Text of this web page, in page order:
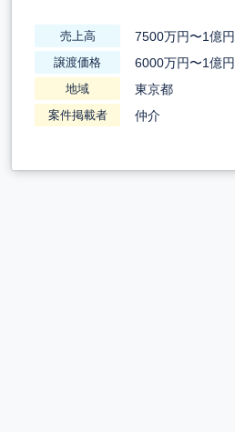
売上高 7500万円〜1億円
譲渡価格 6000万円〜1億円
地域 東京都
案件掲載者 仲介